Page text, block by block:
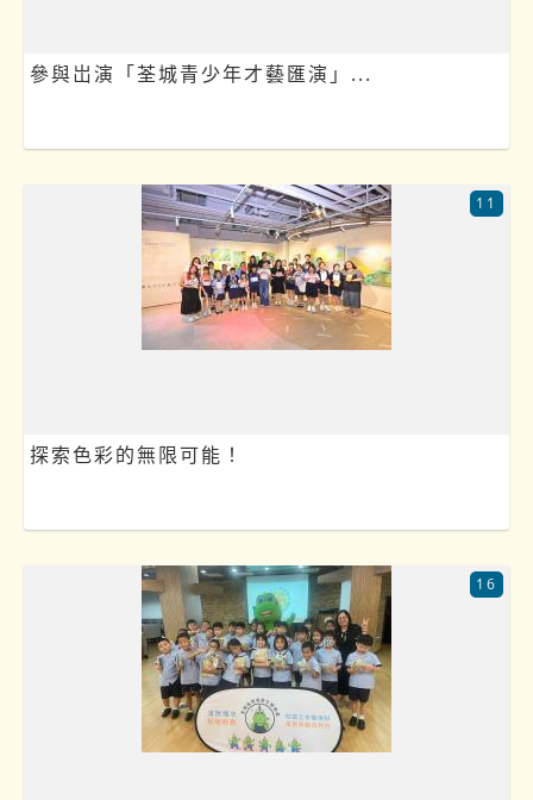
參與岀演「荃城青少年才藝匯演」...
探索色彩的無限可能！
11
16